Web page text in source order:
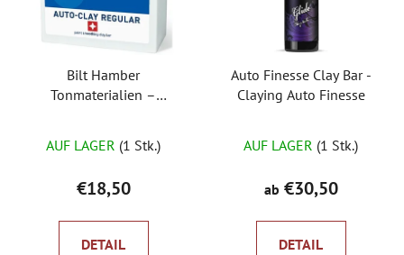
Bilt Hamber
Tonmaterialien –
AUF LAGER (1 Stk.)
€18,50
DETAIL
Auto Finesse Clay Bar -
Claying Auto Finesse
AUF LAGER (1 Stk.)
ab €30,50
DETAIL